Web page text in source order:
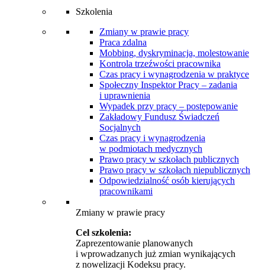
Szkolenia
Zmiany w prawie pracy
Praca zdalna
Mobbing, dyskryminacja, molestowanie
Kontrola trzeźwości pracownika
Czas pracy i wynagrodzenia w praktyce
Społeczny Inspektor Pracy – zadania
i uprawnienia
Wypadek przy pracy – postępowanie
Zakładowy Fundusz Świadczeń
Socjalnych
Czas pracy i wynagrodzenia
w podmiotach medycznych
Prawo pracy w szkołach publicznych
Prawo pracy w szkołach niepublicznych
Odpowiedzialność osób kierujących
pracownikami
Zmiany w prawie pracy
Cel szkolenia:
Zaprezentowanie planowanych
i wprowadzanych już zmian wynikających
z nowelizacji Kodeksu pracy.